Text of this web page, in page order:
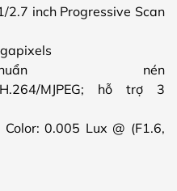
2.7 inch Progressive Scan
nén
H.264/MJPEG; hỗ trợ 3
0.005 Lux @ (F1.6,